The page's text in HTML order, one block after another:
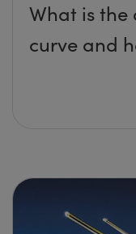
What is
curve and